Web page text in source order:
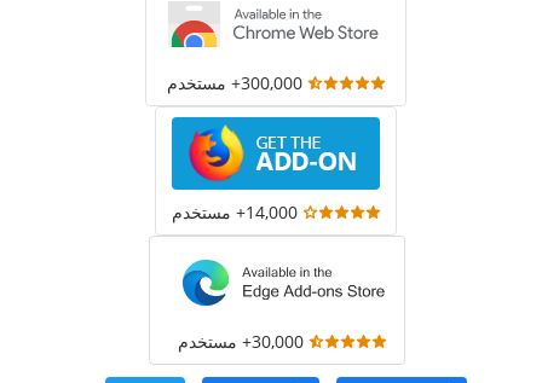
300,000+ مستخدم
14,000+ مستخدم
30,000+ مستخدم